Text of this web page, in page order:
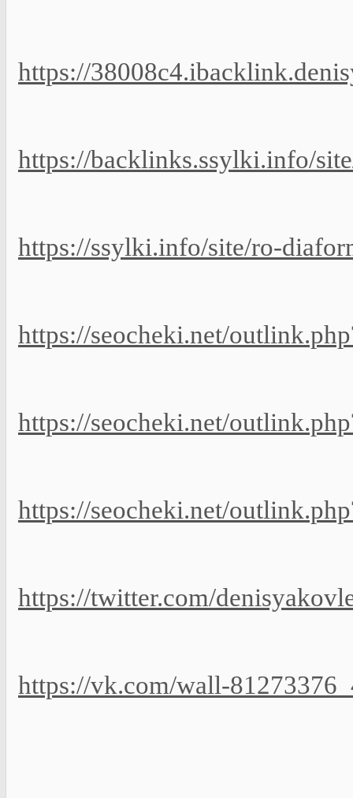
https://
https://backlinks.ssylki.info/
https://ssylki.info/site/ro-
https://seocheki.net/
https://seocheki.net/
https://seocheki.net/
https://twitter.com/
https://vk.com/wall-